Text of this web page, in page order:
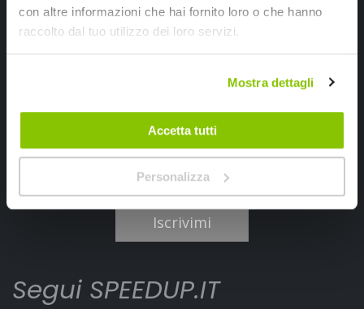
con altre informazioni che hai fornito loro o che hanno
raccolto dal tuo utilizzo dei loro servizi.
Mostra dettagli
Accetta tutti
Personalizza
Iscriviti alla newsletter Speedup
Ricevi subito uno sconto del 10% per il tuo primo acquisto online!
Iscrivimi
Segui SPEEDUP.IT